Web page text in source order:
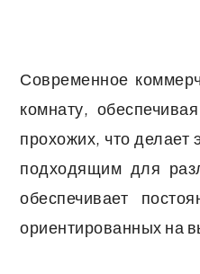
Современное
комнату,
прохожих, что
подходящим для
обеспечивает
ориентированных на